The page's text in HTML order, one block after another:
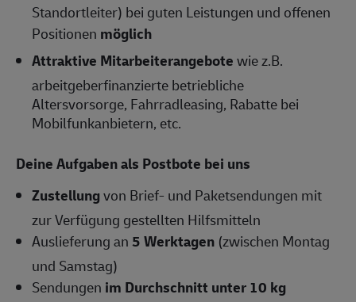
Standortleiter) bei guten Leistungen und offenen
Positionen möglich
Attraktive Mitarbeiterangebotewie z.B.
arbeitgeberfinanzierte betriebliche
Altersvorsorge, Fahrradleasing, Rabatte bei
Mobilfunkanbietern, etc.
Deine Aufgaben als Postbote bei uns
Zustellungvon Brief- und Paketsendungen mit
zur Verfügung gestellten Hilfsmitteln
Auslieferung an5 Werktagen (zwischen Montag
und Samstag)
Sendungen im Durchschnitt unter 10 kg